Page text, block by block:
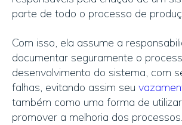
parte de todo o processo de
Com isso, ela assume a
documentar seguramente o
desenvolvimento do sistema, com
falhas, evitando assim seu
também como uma forma de
promover a melhoria dos processos.